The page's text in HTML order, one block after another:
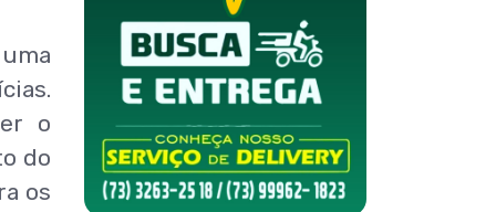
o
do
os